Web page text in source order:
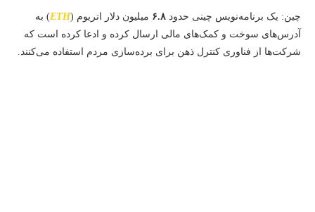
چین: یک برنامه‌نویس چینی حدود ۶.۸ میلیون دلار اتریوم (ETH) به
آدرس‌های سوخت و کمک‌های مالی ارسال کرده و ادعا کرده است که
شرکت‌ها از فناوری کنترل ذهن برای برده‌سازی مردم استفاده می‌کنند.